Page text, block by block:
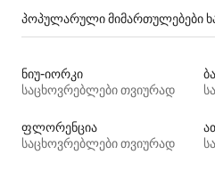
პოპულარული მიმართულებები
ნიუ-იორკი
საცხოვრებლები თვიურად
ფლორენცია
საცხოვრებლები თვიურად